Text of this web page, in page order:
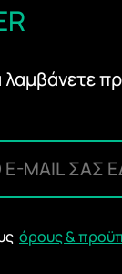
λαμβάνετε
όρους &